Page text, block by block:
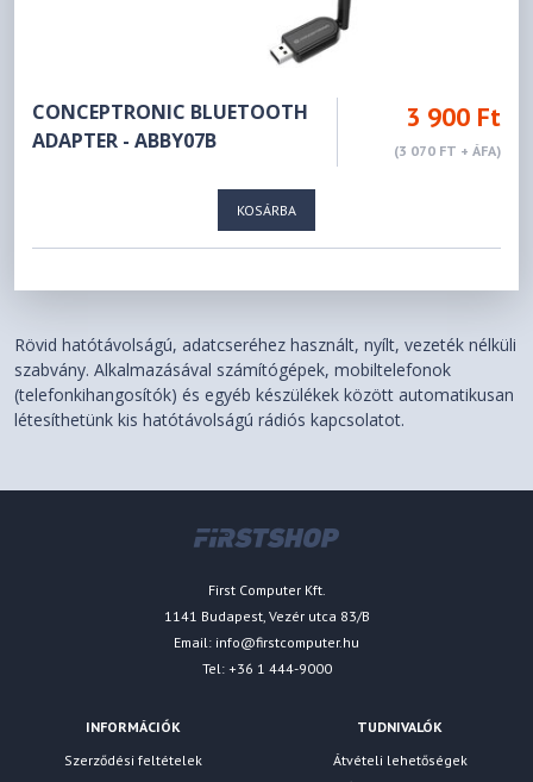
CONCEPTRONIC BLUETOOTH
ADAPTER - ABBY07B
3 900 Ft
(3 070 FT + ÁFA)
KOSÁRBA
Rövid hatótávolságú, adatcseréhez használt, nyílt, vezeték nélküli
szabvány. Alkalmazásával számítógépek, mobiltelefonok
(telefonkihangosítók) és egyéb készülékek között automatikusan
létesíthetünk kis hatótávolságú rádiós kapcsolatot.
First Computer Kft.
1141 Budapest, Vezér utca 83/B
Email: info@firstcomputer.hu
Tel: +36 1 444-9000
INFORMÁCIÓK
Szerződési feltételek
TUDNIVALÓK
Átvételi lehetőségek